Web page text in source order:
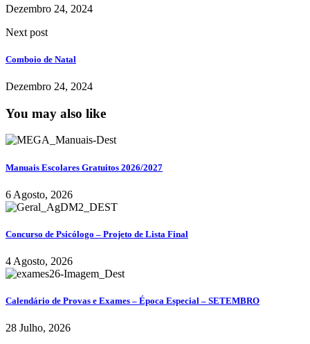
Dezembro 24, 2024
Next post
Comboio de Natal
Dezembro 24, 2024
You may also like
Manuais Escolares Gratuitos 2026/2027
6 Agosto, 2026
Concurso de Psicólogo – Projeto de Lista Final
4 Agosto, 2026
Calendário de Provas e Exames – Época Especial – SETEMBRO
28 Julho, 2026